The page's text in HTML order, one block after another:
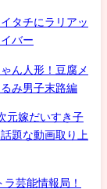
タチにラリアッ
バー
ん人形！豆腐メ
み男子末路編
元嫁だいすき子
題な動画取り上
芸能情報局！